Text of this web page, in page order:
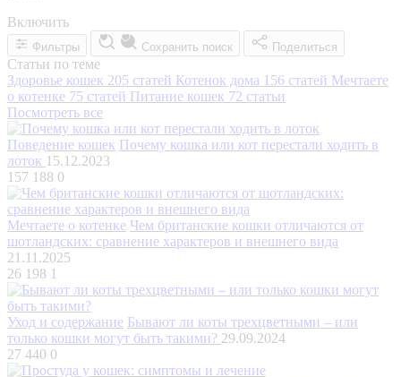
Включить
Фильтры Сохранить поиск Поделиться
Статьи по теме
Здоровье кошек 205 статей Котенок дома 156 статей Мечтаете
о котенке 75 статей Питание кошек 72 статьи
Посмотреть все
Поведение кошек Почему кошка или кот перестали ходить в
лоток 15.12.2023
157 188 0
Мечтаете о котенке Чем британские кошки отличаются от
шотландских: сравнение характеров и внешнего вида
21.11.2025
26 198 1
Уход и содержание Бывают ли коты трехцветными – или
только кошки могут быть такими? 29.09.2024
27 440 0